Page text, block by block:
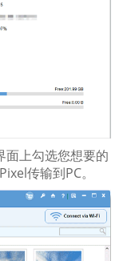
面上勾选您想要的
传输到PC。